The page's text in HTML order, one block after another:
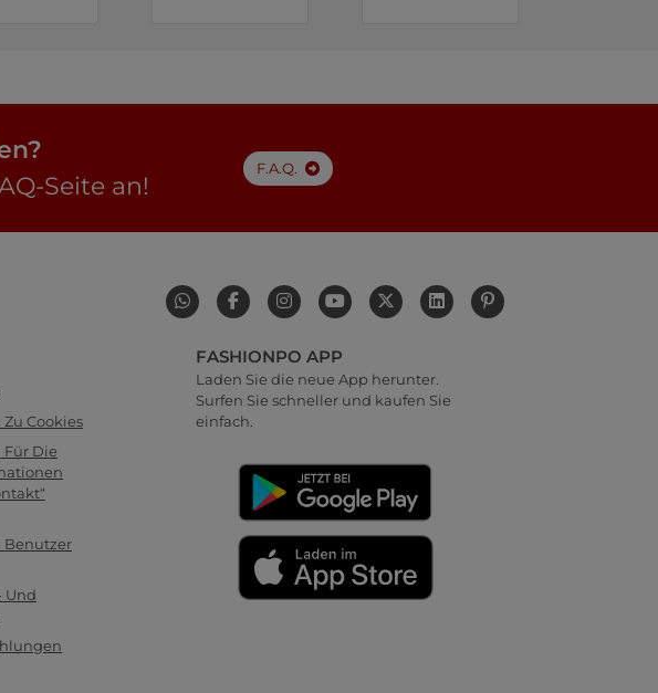
Seite an!
F.A.Q.
Cookies
Die
Benutzer
Und
FASHIONPO APP
Laden Sie die neue App herunter.
Surfen Sie schneller und kaufen Sie
einfach.